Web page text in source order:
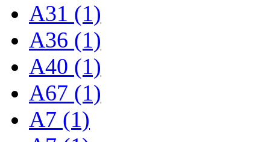
A31 (1)
A36 (1)
A40 (1)
A67 (1)
A7 (1)